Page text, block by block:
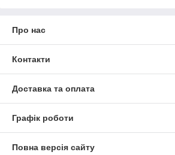
Про нас
Контакти
Доставка та оплата
Графік роботи
Повна версія сайту